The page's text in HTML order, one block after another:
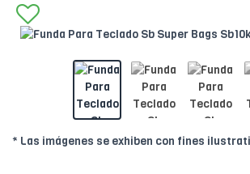
* Las imágenes se exhiben con fines